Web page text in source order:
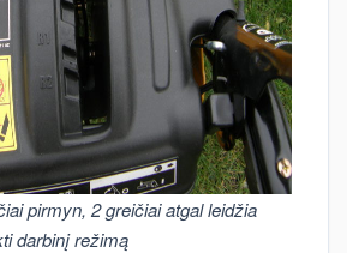
pirmyn, 2 greičiai atgal leidžia
darbinį režimą